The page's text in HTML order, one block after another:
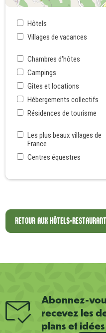
Hôtels
Villages de vacances
Chambres d'hôtes
Campings
Gîtes et locations
Hébergements collectifs
Résidences de tourisme
Les plus beaux villages de
France
Centres équestres
RETOUR AUX HÔTELS-
Abonnez-
recevez les
plans et